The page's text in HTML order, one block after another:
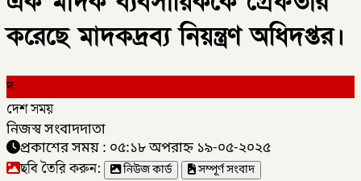
করেছে মাদকদ্রব্য নিয়ন্ত্রণ অধিদপ্তর।
দ
দেশ সময়
নিজস্ব সংবাদদাতা
প্রকাশের সময় : ০৫:১৮ অপরাহ্ন ১৯-০৫-২০২৫
ছবি তৈরি করুন: নিউজ কার্ড
সম্পূর্ণ সংবাদ